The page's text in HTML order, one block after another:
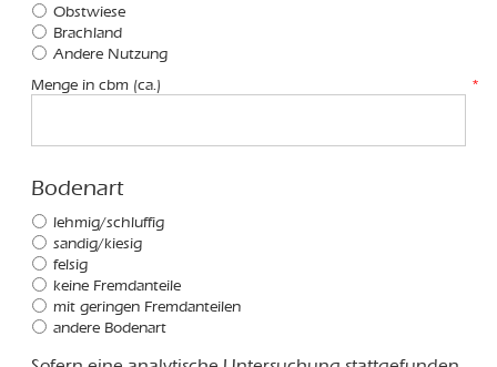
Obstwiese
Brachland
Andere Nutzung
Menge in cbm (ca.)
*
Bodenart
lehmig/schluffig
sandig/kiesig
felsig
keine Fremdanteile
mit geringen Fremdanteilen
andere Bodenart